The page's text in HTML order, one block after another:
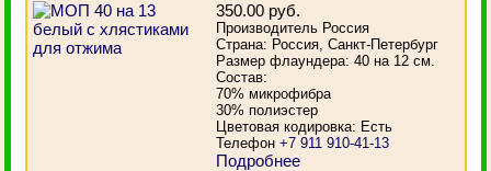
350.00 руб.
Производитель Россия
Страна: Россия, Санкт-Петербург
Размер флаундера: 40 на 12 см.
Состав:
70% микрофибра
30% полиэстер
Цветовая кодировка: Есть
Телефон+7 911 910-41-13
Подробнее